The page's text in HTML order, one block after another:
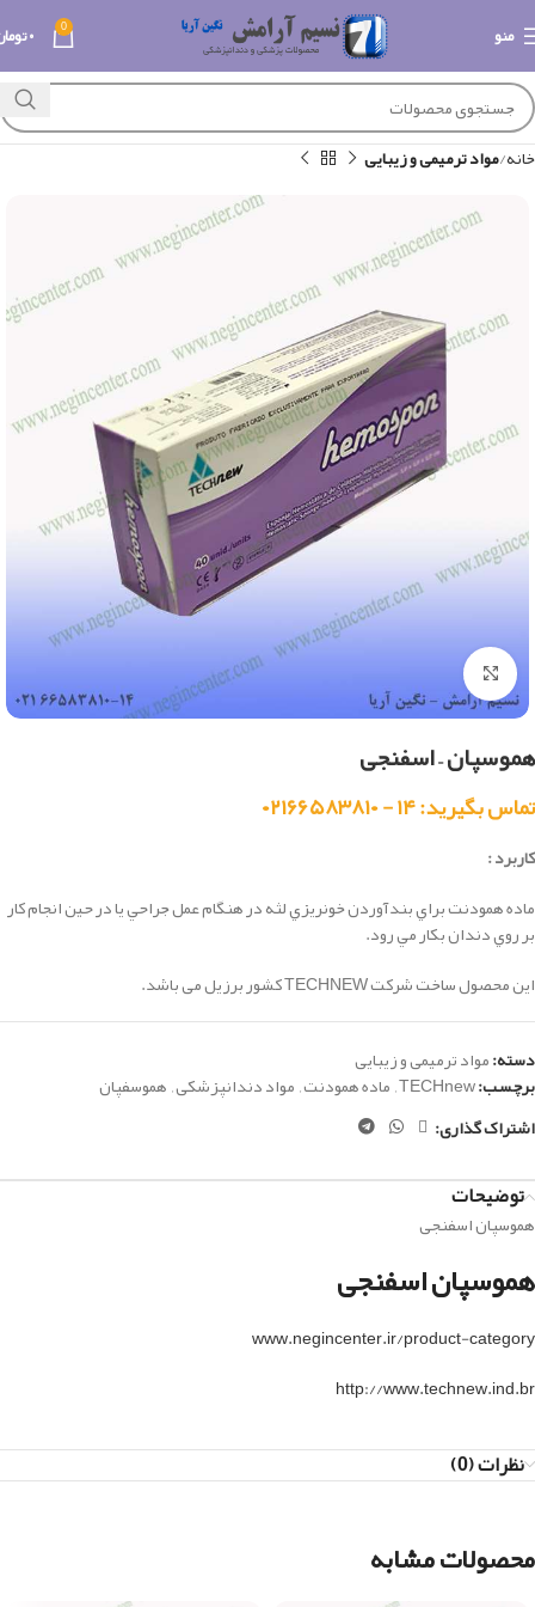
منو 0 ۰
خانه مواد ترمیمی و زیبایی
بزرگنمایی تصویر
هموسپان – اسفنجی
تماس بگیرید: ۱۴ - ۰۲۱۶۶۵۸۳۸۱۰
کاربرد :
ماده همودنت براي بندآوردن خونريزي لثه در هنگام عمل جراحي يا در حين انجام كار
بر روي دندان بكار مي رود.
این محصول ساخت شرکت TECHNEW کشور برزیل می باشد.
دسته:مواد ترمیمی و زیبایی
برچسب:TECHnew
,ماده همودنت,مواد دندانپزشکی,هموسفپان
اشتراک گذاری:
توضیحات
هموسپان اسفنجی
هموسپان اسفنجی
www.negincenter.ir/product-category
http://www.technew.ind.br
نظرات (0)
محصولات مشابه